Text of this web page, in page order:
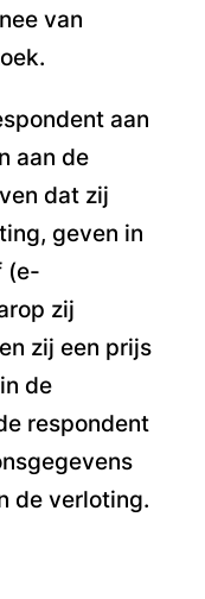
van
aan
aan de
dat zij
geven in
(e-
zij
zij een prijs
de
respondent
de verloting.